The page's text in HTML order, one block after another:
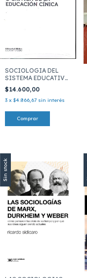
SOCIOLOGIA DEL
SISTEMA EDUCATIVO
O CRITI
$14.600,00
3 x $4.866,67 sin interés
Sin stock